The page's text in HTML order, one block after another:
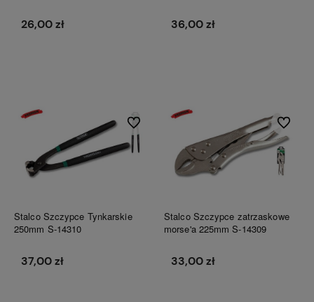
26,00 zł 36,00 zł
Stalco Szczypce Tynkarskie
250mm S-14310
37,00 zł
Do ulubionych
Stalco Szczypce zatrzaskowe
morse'a 225mm S-14309
33,00 zł
Do